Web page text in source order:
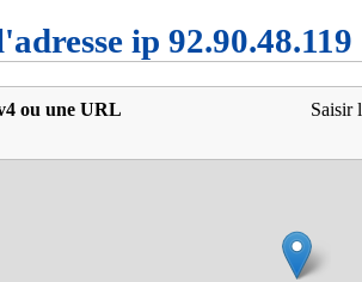
ip 92.90.48.119
ou une URL Saisir